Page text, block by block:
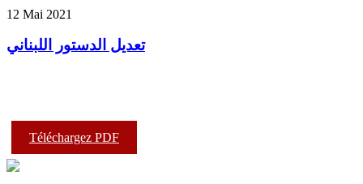
12 Mai 2021
تعديل الدستور اللبناني
Téléchargez PDF